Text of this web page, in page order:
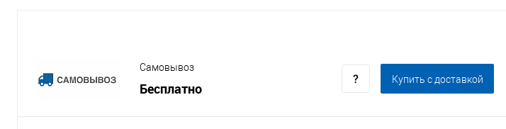
Самовывоз
Бесплатно
Купить c доставкой